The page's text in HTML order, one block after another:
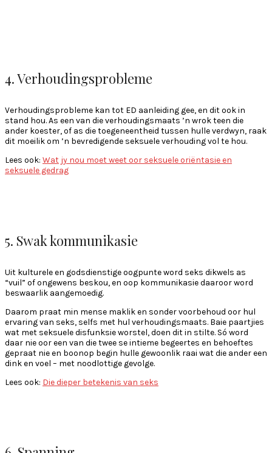
4. Verhoudingsprobleme
Verhoudingsprobleme kan tot ED aanleiding gee, en dit ook in
stand hou. As een van die verhoudingsmaats ’n wrok teen die
ander koester, of as die toegeneentheid tussen hulle verdwyn, raak
dit moeilik om ’n bevredigende seksuele verhouding vol te hou.
Lees ook: Wat jy nou moet weet oor seksuele oriëntasie en
seksuele gedrag
5. Swak kommunikasie
Uit kulturele en godsdienstige oogpunte word seks dikwels as
“vuil” of ongewens beskou, en oop kommunikasie daaroor word
beswaarlik aangemoedig.
Daarom praat min mense maklik en sonder voorbehoud oor hul
ervaring van seks, selfs met hul verhoudingsmaats. Baie paartjies
wat met seksuele disfunksie worstel, doen dit in stilte. Só word
daar nie oor een van die twee se intieme begeertes en behoeftes
gepraat nie en boonop begin hulle gewoonlik raai wat die ander een
dink en voel – met noodlottige gevolge.
Lees ook: Die dieper betekenis van seks